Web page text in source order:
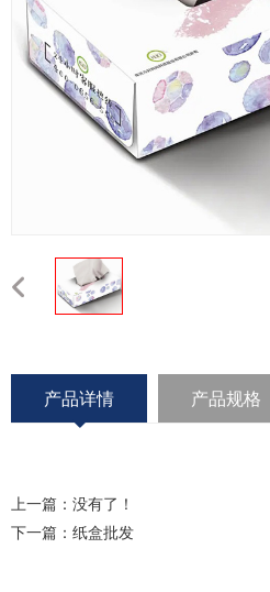
产品详情 产品规格
上一篇：没有了！
下一篇： 纸盒批发